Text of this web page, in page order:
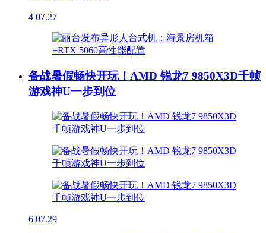
4 07.27
备战暑假畅快开玩！AMD 锐龙7 9850X3D千帧
游戏神U一步到位
6 07.29